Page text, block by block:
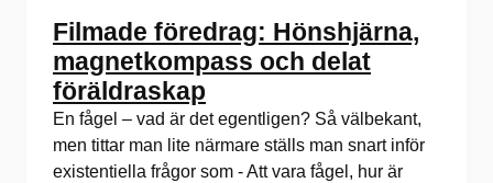
Filmade föredrag: Hönshjärna,
magnetkompass och delat
föräldraskap
En fågel – vad är det egentligen? Så välbekant,
men tittar man lite närmare ställs man snart inför
existentiella frågor som - Att vara fågel, hur är